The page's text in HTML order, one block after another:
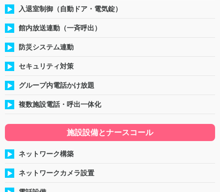
入退室制御（自動ドア・電気錠）
館内放送連動（一斉呼出）
防災システム連動
セキュリティ対策
グループ内電話かけ放題
複数施設電話・呼出一体化
施設設備とナースコール
ネットワーク構築
ネットワークカメラ設置